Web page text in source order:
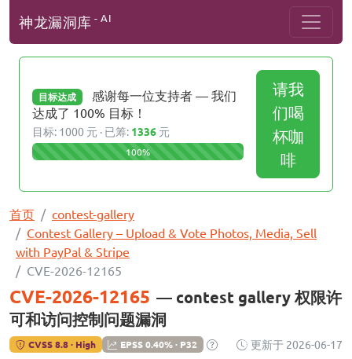
神龙漏洞库 - AI
目标达成
感谢每一位支持者 — 我们
达成了 100% 目标！
目标: 1000 元 · 已筹: 1336 元
100%
请我
们喝
杯咖
啡
首页
contest-gallery
Contest Gallery – Upload & Vote Photos, Media, Sell
with PayPal & Stripe
CVE-2026-12165
CVE-2026-12165 — contest gallery 权限许
可和访问控制问题漏洞
CVSS 8.8 · High EPSS 0.40% · P32 更新于 2026-06-17